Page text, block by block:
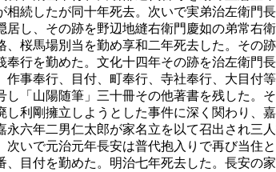
相続したが同十年死去。次いで実弟治左衛門
居し、その跡を野辺地縫右衛門慶如の弟常右衛
、桜馬場別当を勤め享和二年死去した。その
奉行を勤めた。文化十四年その跡を治左衛門
作事奉行、目付、町奉行、寺社奉行、大目付
し「山陽随筆」三十冊その他著書を残した。
し利剛擁立しようとした事件に深く関わり、
永六年二男仁太郎が家名立を以て召出され三
次いで元治元年長安は普代抱入りで再び当住と
、目付を勤めた。明治七年死去した。長安の家